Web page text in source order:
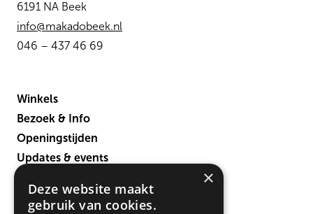
6191 NA Beek
info@makadobeek.nl
046 – 437 46 69
Winkels
Bezoek & Info
Openingstijden
Updates & events
Contact
×
Deze website maakt
gebruik van cookies.